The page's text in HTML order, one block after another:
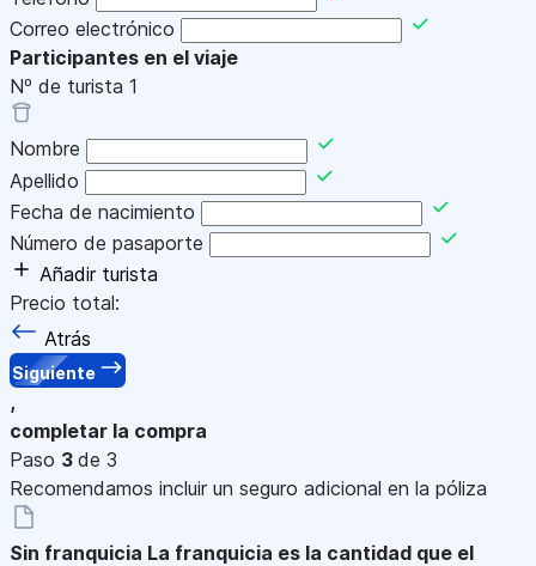
Correo electrónico
Participantes en el viaje
Nº de turista 1
Nombre
Apellido
Fecha de nacimiento
Número de pasaporte
Añadir turista
Precio total:
Atrás
Siguiente
,
completar la compra
Paso 3 de 3
Recomendamos incluir un seguro adicional en la póliza
Sin franquicia La franquicia es la cantidad que el